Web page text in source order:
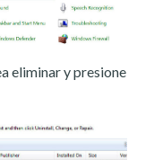
eliminar y presione